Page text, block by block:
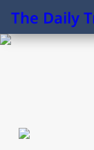
The Daily